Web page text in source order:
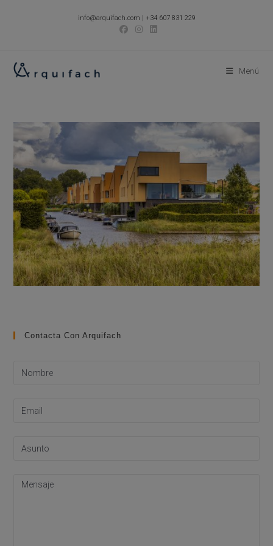
info@arquifach.com | +34 607 831 229
Menú
Contacta Con Arquifach